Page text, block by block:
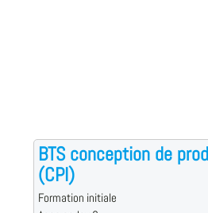
BTS conception de
(CPI)
Formation initiale